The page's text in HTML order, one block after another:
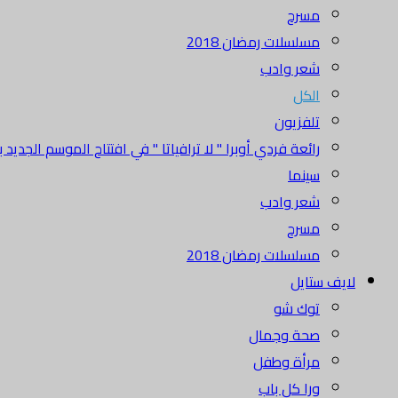
مسرح
مسلسلات رمضان 2018
شعر وادب
الكل
تلفزيون
رائعة فردي أوبرا " لا ترافياتا " في افتتاح الموسم الجديد
سينما
شعر وادب
مسرح
مسلسلات رمضان 2018
لايف ستايل
توك شو
صحة وجمال
مرأة وطفل
ورا كل باب